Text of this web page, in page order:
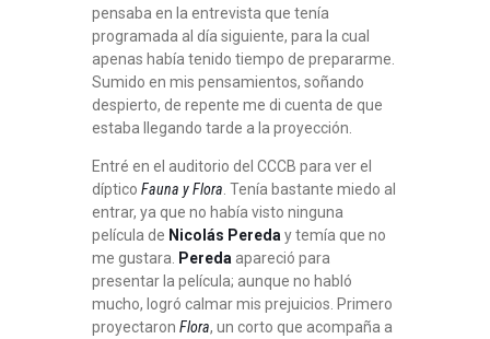
pensaba en la entrevista que tenía
programada al día siguiente, para la cual
apenas había tenido tiempo de prepararme.
Sumido en mis pensamientos, soñando
despierto, de repente me di cuenta de que
estaba llegando tarde a la proyección.
Entré en el auditorio del CCCB para ver el
díptico Fauna y Flora . Tenía bastante miedo al
entrar, ya que no había visto ninguna
película de Nicolás Pereda y temía que no
me gustara.
Pereda apareció para
presentar la película; aunque no habló
mucho, logró calmar mis prejuicios. Primero
proyectaron Flora, un corto que acompaña a